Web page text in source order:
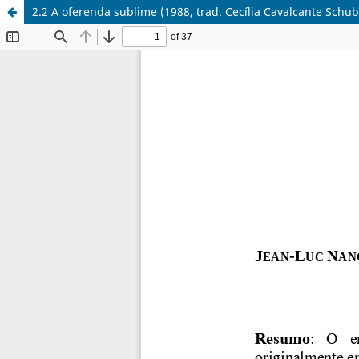
2.2 A oferenda sublime (1988, trad. Cecília Cavalcante